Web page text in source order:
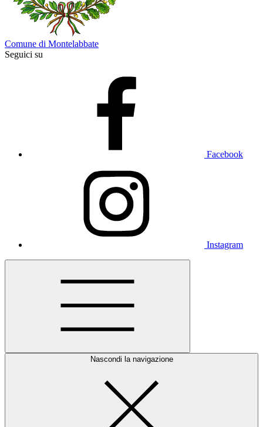
Comune di Montelabbate
Seguici su
Facebook
Instagram
Nascondi la navigazione